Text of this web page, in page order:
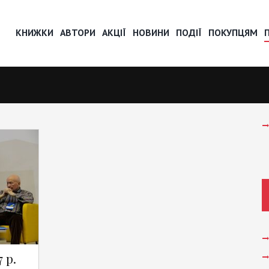
КНИЖКИ АВТОРИ АКЦІЇ НОВИНИ ПОДІЇ ПОКУПЦЯМ
р.